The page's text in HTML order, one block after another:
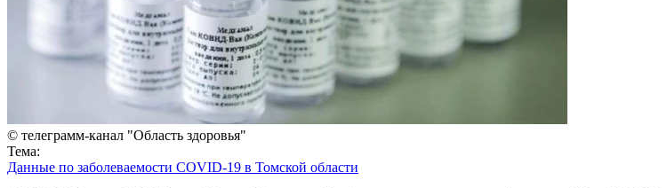
© телеграмм-канал "Область здоровья"
Тема:
Данные по заболеваемости COVID-19 в Томской области